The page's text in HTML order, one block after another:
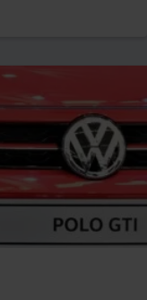
woldzwagenem?